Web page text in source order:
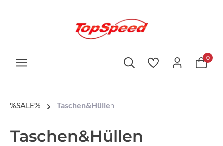
0
%SALE% Taschen&Hüllen
Taschen&Hüllen